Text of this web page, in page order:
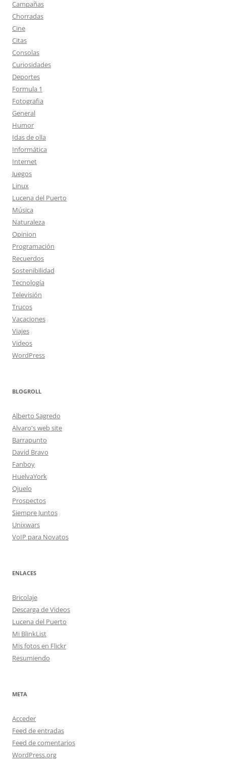
Campañas
Chorradas
Cine
Citas
Consolas
Curiosidades
Deportes
Formula 1
Fotografia
General
Humor
Idas de olla
Informática
Internet
Juegos
Linux
Lucena del Puerto
Música
Naturaleza
Opinion
Programación
Recuerdos
Sostenibilidad
Tecnología
Televisión
Trucos
Vacaciones
Viajes
Videos
WordPress
BLOGROLL
Alberto Sagredo
Alvaro's web site
Barrapunto
David Bravo
Fanboy
HuelvaYork
Ojuelo
Prospectos
Siempre Juntos
Unixwars
VoIP para Novatos
ENLACES
Bricolaje
Descarga de Videos
Lucena del Puerto
Mi BlinkList
Mis fotos en Flickr
Resumiendo
META
Acceder
Feed de entradas
Feed de comentarios
WordPress.org